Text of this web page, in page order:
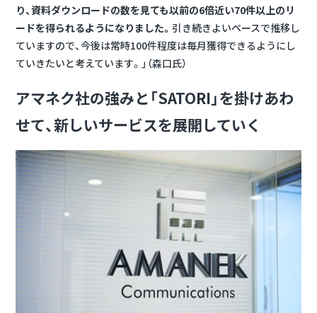
り、資料ダウンロードの数を見ても以前の6倍近い70件以上のリ
ードを得られるようになりました。 引き続きよいペースで推移し
ていますので、今後は常時100件程度は毎月獲得できるようにし
ていきたいと考えています。」（森口氏）
アマネク社の強みと「SATORI」を掛けあわ
せて、新しいサービスを展開していく